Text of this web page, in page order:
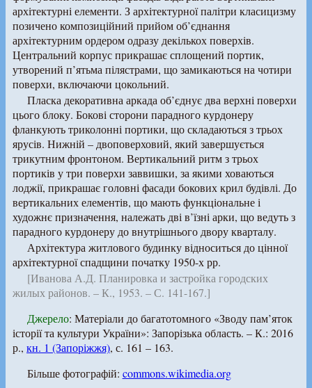
архітектурні елементи. З архітектурної палітри класицизму
позичено композиційний прийом об’єднання
архітектурним ордером одразу декількох поверхів.
Центральний корпус прикрашає сплощений портик,
утворений п’ятьма пілястрами, що замикаються на чотири
поверхи, включаючи цокольний.
Пласка декоративна аркада об’єднує два верхні поверхи
цього блоку. Бокові сторони парадного курдонеру
фланкують триколонні портики, що складаються з трьох
ярусів. Нижній – двоповерховий, який завершується
трикутним фронтоном. Вертикальний ритм з трьох
портиків у три поверхи заввишки, за якими ховаються
лоджії, прикрашає головні фасади бокових крил будівлі. До
вертикальних елементів, що мають функціональне і
художнє призначення, належать дві в’їзні арки, що ведуть з
парадного курдонеру до внутрішнього двору кварталу.
Архітектура житлового будинку відноситься до цінної
архітектурної спадщини початку 1950-х рр.
[Иванова А.Д. Планировка и застройка городских
жилых районов. – К., 1953. – С. 141-167.]
Джерело: Матеріали до багатотомного «Зводу пам’яток
історії та культури України»: Запорізька область. – К.: 2016
р., кн. 1 (Запоріжжя), с. 161 – 163.
Більше фотографій: commons.wikimedia.org